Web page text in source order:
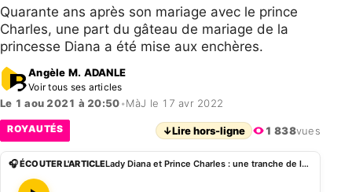
Quarante ans après son mariage avec le prince
Charles, une part du gâteau de mariage de la
princesse Diana a été mise aux enchères.
Angèle M. ADANLE
Voir tous ses articles
Le 1 aou 2021 à 20:50•MàJ le 17 avr 2022
ROYAUTÉS ↓Lire hors-ligne 1 838vues
🎧 ÉCOUTER L'ARTICLE Lady Diana et Prince Charles : une tranche de leur gà¢teau de mariage mise en vente